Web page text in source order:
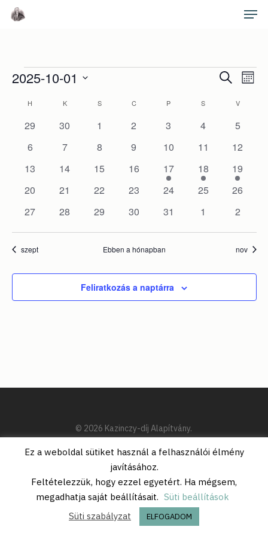
Skip
Események
nézet
Keresett
2025-10-01
kiválasztása.
Események
naptár
H KKEDD SSZERDA CCSÜTÖRTÖK
P S SZOMBATV
0
29
0
30
0
1
0
2
0
3
0
4
0
5
0
6
0
7
0
8
0
9
0
10
0
11
0
12
0
13
0
14
0
15
0
események
16
1
esemény
17
1
esemény
18
1
19
0
20
0
21
0
22
0
23
0
24
0
25
0
26
0
27
0
28
0
29
0
30
0
31
0
1
0
2
szept Ebben a hónapban nov
Feliratkozás a naptárra
© 2026 Kazinczy-díj Alapítvány.
Ez a weboldal sütiket használ a felhasználói élmény
javításához.
Feltételezzük, hogy ezzel egyetért. Ha mégsem,
megadhatja saját beállításait. Süti beállítások
Süti szabályzat
ELFOGADOM